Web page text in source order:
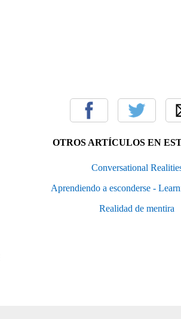
OTROS ARTÍCULOS EN
Conversational
Aprendiendo a esconderse -
Realidad de mentira